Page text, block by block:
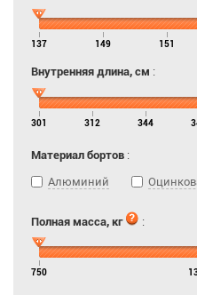
137 149 151
Внутренняя длина, см :
301 312 344
Материал бортов :
Алюминий
Полная масса, кг :
750